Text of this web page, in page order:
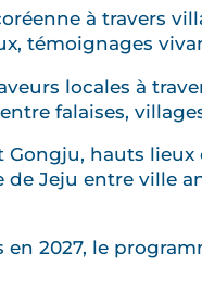
à travers
témoignages
locales à
falaises,
Gongju, hauts
de Jeju entre ville
en 2027, le